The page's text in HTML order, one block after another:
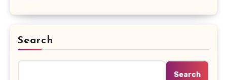
Search
Search